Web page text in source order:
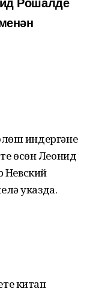
Рошалде
индергәне
өсөн Леонид
Невский
указда.
китап